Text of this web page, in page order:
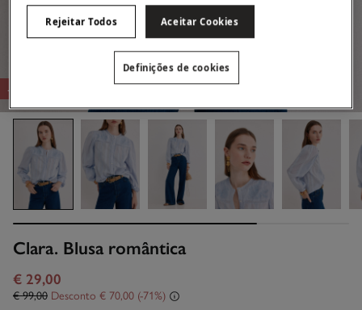
-71%
Clara. Blusa romântica
€ 29,00
€ 99,00 Desconto € 70,00 71
Rejeitar Todos Aceitar Cookies
Definições de cookies